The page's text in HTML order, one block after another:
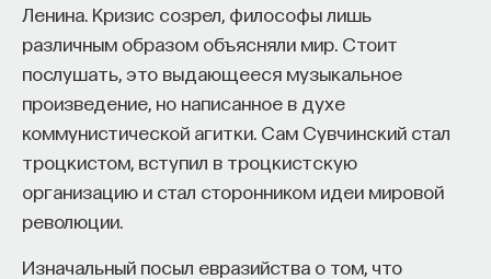
Ленина. Кризис созрел, философы лишь
различным образом объясняли мир. Стоит
послушать, это выдающееся музыкальное
произведение, но написанное в духе
коммунистической агитки. Сам Сувчинский стал
троцкистом, вступил в троцкистскую
организацию и стал сторонником идеи мировой
революции.
Изначальный посыл евразийства о том, что